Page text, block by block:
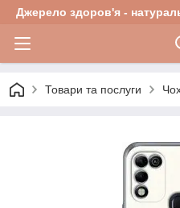
Джерело здоров'я -
Товари та послуги